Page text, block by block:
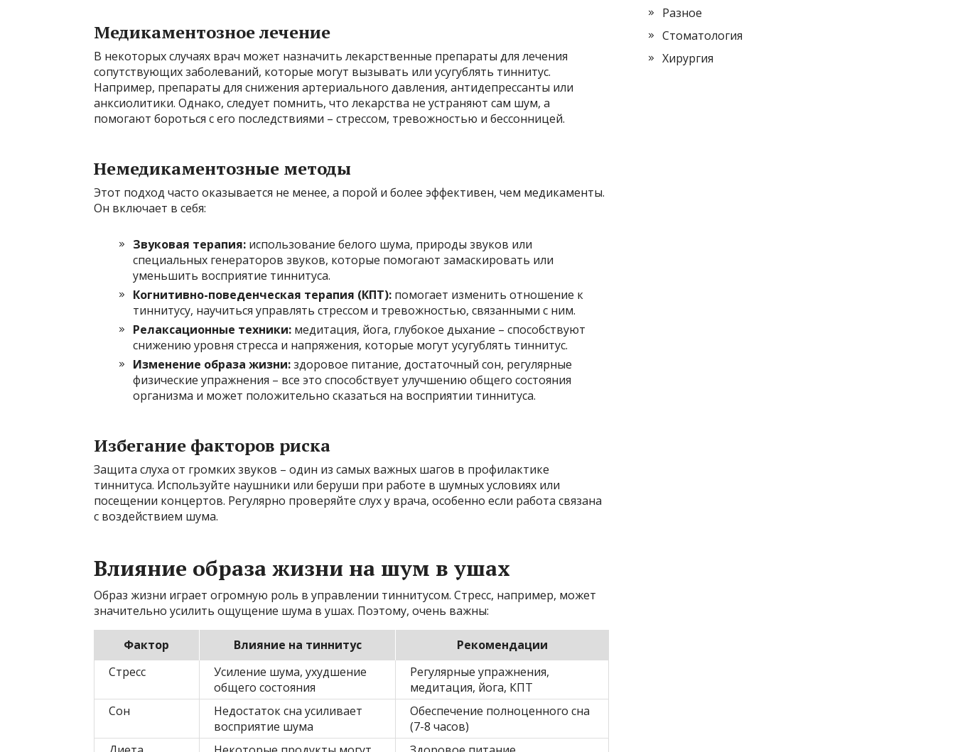
Медикаментозное лечение
В некоторых случаях врач может назначить лекарственные препараты для лечения
сопутствующих заболеваний, которые могут вызывать или усугублять тиннитус.
Например, препараты для снижения артериального давления, антидепрессанты или
анксиолитики. Однако, следует помнить, что лекарства не устраняют сам шум, а
помогают бороться с его последствиями – стрессом, тревожностью и бессонницей.
Немедикаментозные методы
Этот подход часто оказывается не менее, а порой и более эффективен, чем медикаменты.
Он включает в себя:
Звуковая терапия: использование белого шума, природы звуков или
специальных генераторов звуков, которые помогают замаскировать или
уменьшить восприятие тиннитуса.
Когнитивно-поведенческая терапия (КПТ): помогает изменить отношение к
тиннитусу, научиться управлять стрессом и тревожностью, связанными с ним.
Релаксационные техники: медитация, йога, глубокое дыхание – способствуют
снижению уровня стресса и напряжения, которые могут усугублять тиннитус.
Изменение образа жизни:здоровое питание, достаточный сон, регулярные
физические упражнения – все это способствует улучшению общего состояния
организма и может положительно сказаться на восприятии тиннитуса.
Избегание факторов риска
Защита слуха от громких звуков – один из самых важных шагов в профилактике
тиннитуса. Используйте наушники или беруши при работе в шумных условиях или
посещении концертов. Регулярно проверяйте слух у врача, особенно если работа связана
с воздействием шума.
Влияние образа жизни на шум в ушах
Образ жизни играет огромную роль в управлении тиннитусом. Стресс, например, может
значительно усилить ощущение шума в ушах. Поэтому, очень важны:
Фактор Влияние на тиннитус
Рекомендации
Стресс
Усиление шума, ухудшение
общего состояния
Регулярные упражнения,
медитация, йога, КПТ
Сон
Недостаток сна усиливает
восприятие шума
Обеспечение полноценного сна
(7-8 часов)
Разное
Стоматология
Хирургия